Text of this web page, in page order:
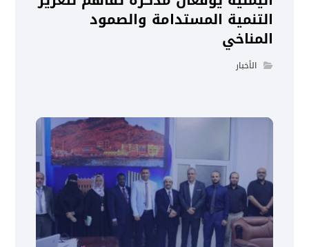
التنمية المستدامة والصمود
المناخي
الأخبار